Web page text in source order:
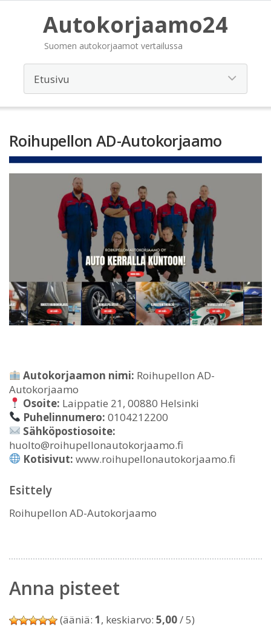
Autokorjaamo24
Suomen autokorjaamot vertailussa
Roihupellon AD-Autokorjaamo
Autokorjaamon nimi: Roihupellon AD-
Autokorjaamo
Osoite: Laippatie 21, 00880 Helsinki
Puhelinnumero: 0104212200
Sähköpostiosoite:
huolto@roihupellonautokorjaamo.fi
Kotisivut: www.roihupellonautokorjaamo.fi
Esittely
Roihupellon AD-Autokorjaamo
Anna pisteet
(ääniä: 1, keskiarvo: 5,00/ 5)